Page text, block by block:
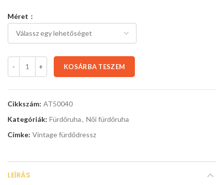
Méret
KOSÁRBA TESZEM
Cikkszám: AT50040
Kategóriák: Fürdőruha, Női fürdőruha
Címke: Vintage fürdődressz
LEÍRÁS